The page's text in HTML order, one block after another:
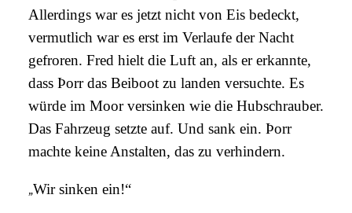
Allerdings war es jetzt nicht von Eis bedeckt,
vermutlich war es erst im Verlaufe der Nacht
gefroren. Fred hielt die Luft an, als er erkannte,
dass Þorr das Beiboot zu landen versuchte. Es
würde im Moor versinken wie die Hubschrauber.
Das Fahrzeug setzte auf. Und sank ein. Þorr
machte keine Anstalten, das zu verhindern.
„Wir sinken ein!“